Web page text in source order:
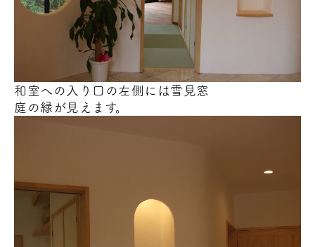
和室への入り口の左側には雪見窓
庭の緑 が見えます。